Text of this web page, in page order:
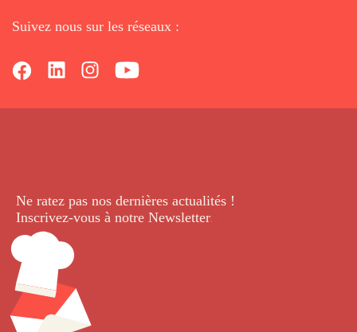
Suivez nous sur les réseaux :
Ne ratez pas nos dernières actualités !
Inscrivez-vous à notre Newsletter.